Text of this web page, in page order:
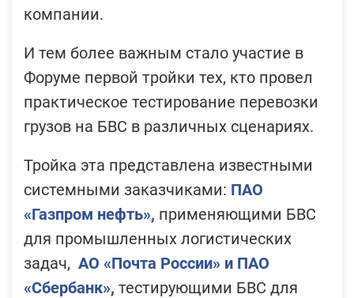
компании.
И тем более важным стало участие в
Форуме первой тройки тех, кто провел
практическое тестирование перевозки
грузов на БВС в различных сценариях.
Тройка эта представлена известными
системными заказчиками: ПАО
«Газпром нефть», применяющими БВС
для промышленных логистических
задач, АО «Почта России» и ПАО
«Сбербанк», тестирующими БВС для